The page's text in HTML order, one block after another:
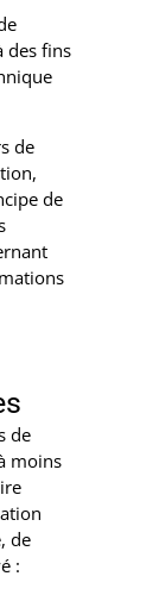
des fins
de
de
de
moins
de
: